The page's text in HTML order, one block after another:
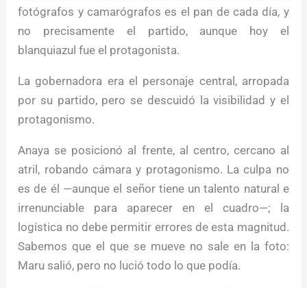
fotógrafos y camarógrafos es el pan de cada día, y
no precisamente el partido, aunque hoy el
blanquiazul fue el protagonista.
La gobernadora era el personaje central, arropada
por su partido, pero se descuidó la visibilidad y el
protagonismo.
Anaya se posicionó al frente, al centro, cercano al
atril, robando cámara y protagonismo. La culpa no
es de él —aunque el señor tiene un talento natural e
irrenunciable para aparecer en el cuadro—; la
logística no debe permitir errores de esta magnitud.
Sabemos que el que se mueve no sale en la foto:
Maru salió, pero no lució todo lo que podía.